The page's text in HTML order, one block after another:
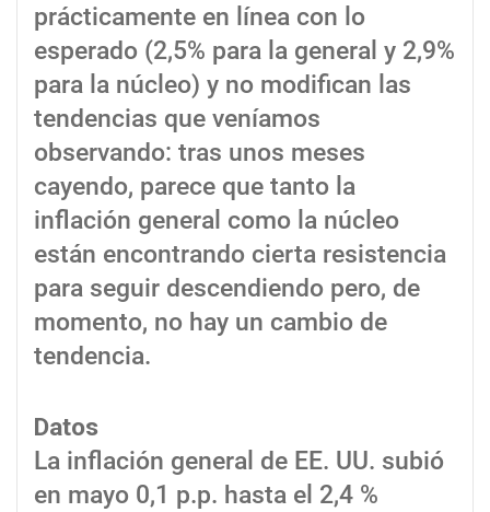
prácticamente en línea con lo
esperado (2,5% para la general y 2,9%
para la núcleo) y no modifican las
tendencias que veníamos
observando: tras unos meses
cayendo, parece que tanto la
inflación general como la núcleo
están encontrando cierta resistencia
para seguir descendiendo pero, de
momento, no hay un cambio de
tendencia.
Datos
La inflación general de EE. UU. subió
en mayo 0,1 p.p. hasta el 2,4 %